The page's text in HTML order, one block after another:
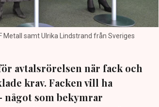
Metall samt Ulrika Lindstrand från Sveriges
avtalsrörelsen när fack och
krav. Facken vill ha
som bekymrar